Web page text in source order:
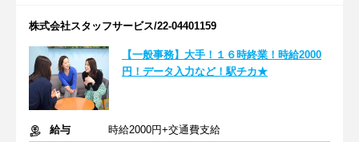
株式会社スタッフサービス/22-04401159
【一般事務】大手！１６時終業！時給2000
円！データ入力など！駅チカ★
給与
時給2000円+交通費支給